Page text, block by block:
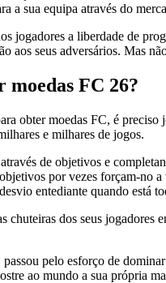
a sua equipa através do
jogadores a liberdade de
aos seus adversários. Mas
moedas FC 26?
obter moedas FC, é preciso
e milhares de jogos.
de objetivos e
por vezes forçam-no
entediante quando está
chuteiras dos seus
passou pelo esforço de
ao mundo a sua própria